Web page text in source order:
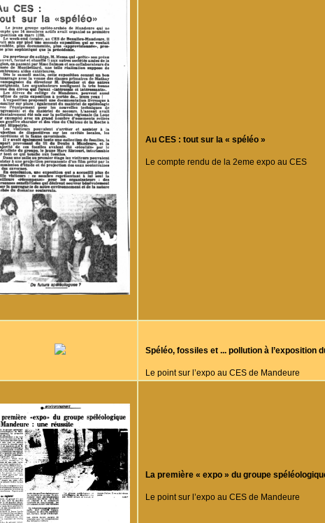
Au CES : tout sur la « spéléo »
Le compte rendu de la 2eme expo au CES
Spéléo, fossiles et ... pollution à l’exposition
Le point sur l’expo au CES de Mandeure
La première « expo » du groupe
Le point sur l’expo au CES de Mandeure